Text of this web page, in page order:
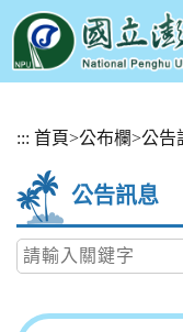
::: 首頁>公布欄>公告
公告訊息